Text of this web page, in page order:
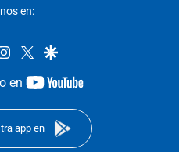
en:
instagram
twittergoogle
en
youtube-
app en